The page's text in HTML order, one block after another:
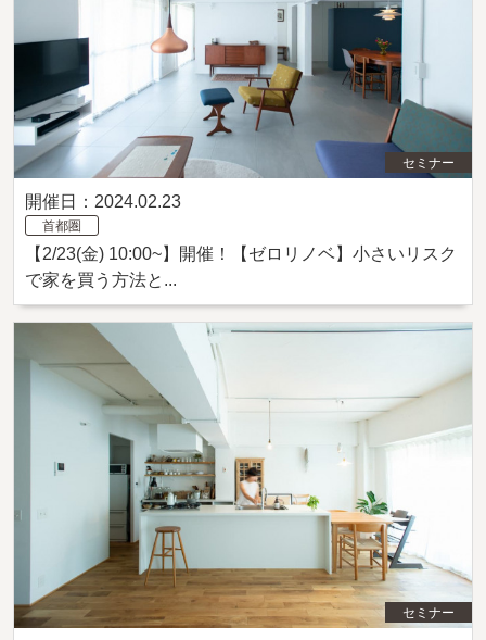
セミナー
開催日：2024.02.23
首都圏
【2/23(金) 10:00~】開催！【ゼロリノベ】小さいリスク
で家を買う方法と...
セミナー